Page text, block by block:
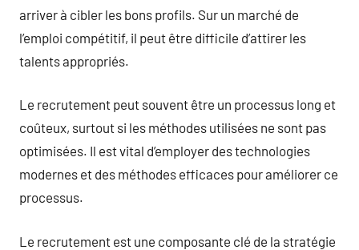
arriver à cibler les bons profils. Sur un marché de
l’emploi compétitif, il peut être difficile d’attirer les
talents appropriés.
Le recrutement peut souvent être un processus long et
coûteux, surtout si les méthodes utilisées ne sont pas
optimisées. Il est vital d’employer des technologies
modernes et des méthodes efficaces pour améliorer ce
processus.
Le recrutement est une composante clé de la stratégie